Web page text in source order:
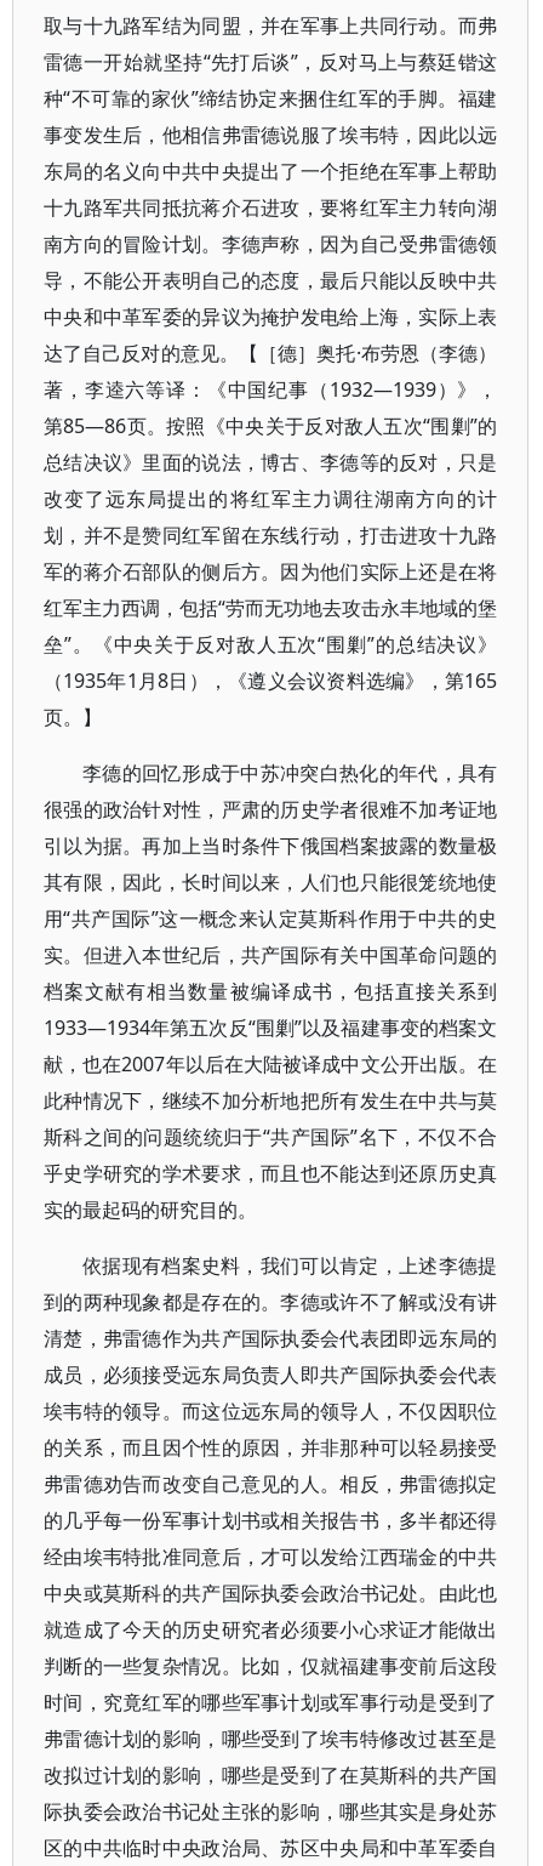
取与十九路军结为同盟，并在军事上共同行动。而弗
雷德一开始就坚持“先打后谈”，反对马上与蔡廷锴这
种“不可靠的家伙”缔结协定来捆住红军的手脚。福建
事变发生后，他相信弗雷德说服了埃韦特，因此以远
东局的名义向中共中央提出了一个拒绝在军事上帮助
十九路军共同抵抗蒋介石进攻，要将红军主力转向湖
南方向的冒险计划。李德声称，因为自己受弗雷德领
导，不能公开表明自己的态度，最后只能以反映中共
中央和中革军委的异议为掩护发电给上海，实际上表
达了自己反对的意见。【［德］奥托·布劳恩（李德）
著，李逵六等译：《中国纪事（1932—1939）》，
第85—86页。按照《中央关于反对敌人五次“围剿”的
总结决议》里面的说法，博古、李德等的反对，只是
改变了远东局提出的将红军主力调往湖南方向的计
划，并不是赞同红军留在东线行动，打击进攻十九路
军的蒋介石部队的侧后方。因为他们实际上还是在将
红军主力西调，包括“劳而无功地去攻击永丰地域的堡
垒”。《中央关于反对敌人五次“围剿”的总结决议》
（1935年1月8日），《遵义会议资料选编》，第165
页。】
李德的回忆形成于中苏冲突白热化的年代，具有
很强的政治针对性，严肃的历史学者很难不加考证地
引以为据。再加上当时条件下俄国档案披露的数量极
其有限，因此，长时间以来，人们也只能很笼统地使
用“共产国际”这一概念来认定莫斯科作用于中共的史
实。但进入本世纪后，共产国际有关中国革命问题的
档案文献有相当数量被编译成书，包括直接关系到
1933—1934年第五次反“围剿”以及福建事变的档案文
献，也在2007年以后在大陆被译成中文公开出版。在
此种情况下，继续不加分析地把所有发生在中共与莫
斯科之间的问题统统归于“共产国际”名下，不仅不合
乎史学研究的学术要求，而且也不能达到还原历史真
实的最起码的研究目的。
依据现有档案史料，我们可以肯定，上述李德提
到的两种现象都是存在的。李德或许不了解或没有讲
清楚，弗雷德作为共产国际执委会代表团即远东局的
成员，必须接受远东局负责人即共产国际执委会代表
埃韦特的领导。而这位远东局的领导人，不仅因职位
的关系，而且因个性的原因，并非那种可以轻易接受
弗雷德劝告而改变自己意见的人。相反，弗雷德拟定
的几乎每一份军事计划书或相关报告书，多半都还得
经由埃韦特批准同意后，才可以发给江西瑞金的中共
中央或莫斯科的共产国际执委会政治书记处。由此也
就造成了今天的历史研究者必须要小心求证才能做出
判断的一些复杂情况。比如，仅就福建事变前后这段
时间，究竟红军的哪些军事计划或军事行动是受到了
弗雷德计划的影响，哪些受到了埃韦特修改过甚至是
改拟过计划的影响，哪些是受到了在莫斯科的共产国
际执委会政治书记处主张的影响，哪些其实是身处苏
区的中共临时中央政治局、苏区中央局和中革军委自